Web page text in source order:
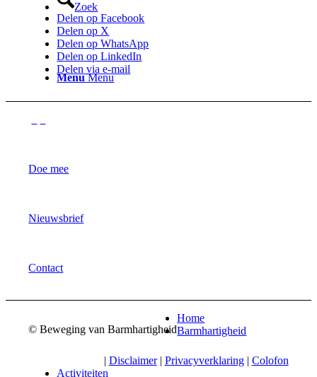
Zoek
Menu Menu
Delen op Facebook
Delen op X
Delen op WhatsApp
Delen op LinkedIn
Delen via e-mail
Doe mee
Nieuwsbrief
Contact
© Beweging van Barmhartigheid
| Disclaimer| Privacyverklaring| Colofon
Home
Barmhartigheid
Activiteiten